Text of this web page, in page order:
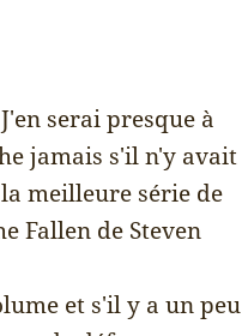
serai presque à
jamais s'il n'y avait
meilleure série de
Fallen de Steven
et s'il y a un peu